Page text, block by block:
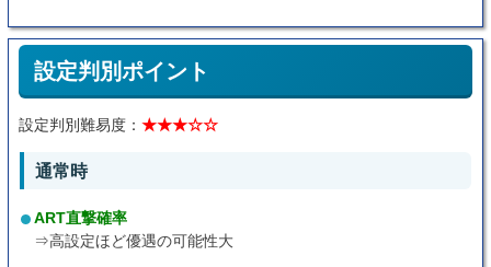
設定判別ポイント
設定判別難易度：★★★☆☆
通常時
ART直撃確率
⇒高設定ほど優遇の可能性大